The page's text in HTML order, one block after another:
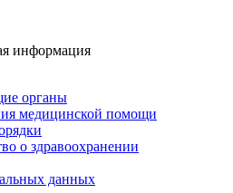
информация
органы
медицинской помощи
о здравоохранении
данных